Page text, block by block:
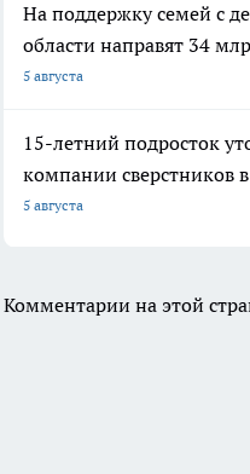
На поддержку семей с
области направят 34
5 августа
15-летний подросток
компании сверстников
5 августа
Комментарии на этой